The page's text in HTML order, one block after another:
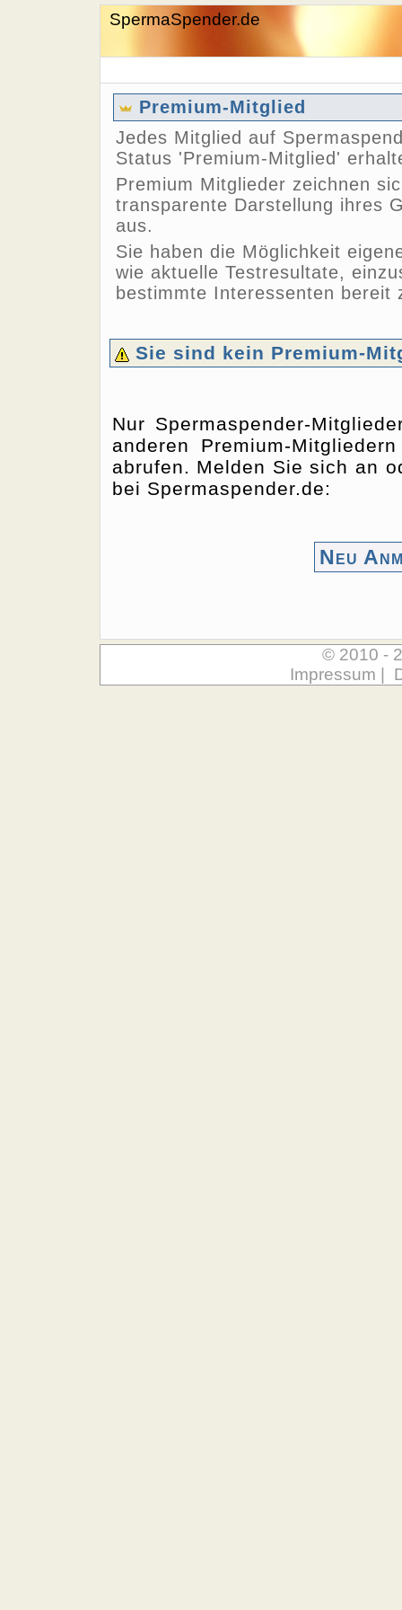
SpermaSpender.de
Premium-Mitglied
Jedes Mitglied auf
Status 'Premium-Mitglied'
Premium Mitglieder zeichnen
transparente Darstellung ihres
aus.
Sie haben die Möglichkeit
wie aktuelle Testresultate,
bestimmte Interessenten bereit
Sie sind kein Premium-
Nur Spermaspender-
anderen Premium-
abrufen. Melden Sie sich an
bei Spermaspender.de:
Neu
© 2010 -
Impressum